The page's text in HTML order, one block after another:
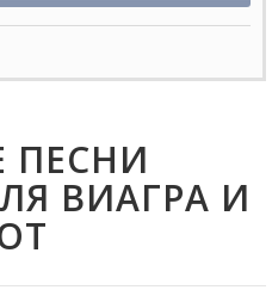
ПЕСНИ
ВИАГРА И